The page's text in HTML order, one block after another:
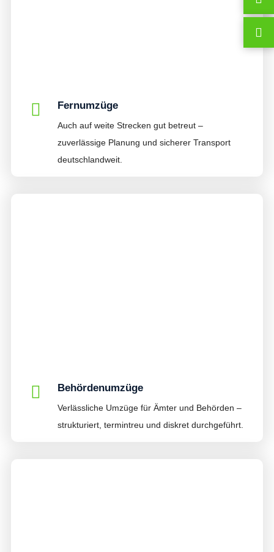
Fernumzüge
Auch auf weite Strecken gut betreut –
zuverlässige Planung und sicherer Transport
deutschlandweit.
Behördenumzüge
Verlässliche Umzüge für Ämter und Behörden –
strukturiert, termintreu und diskret durchgeführt.